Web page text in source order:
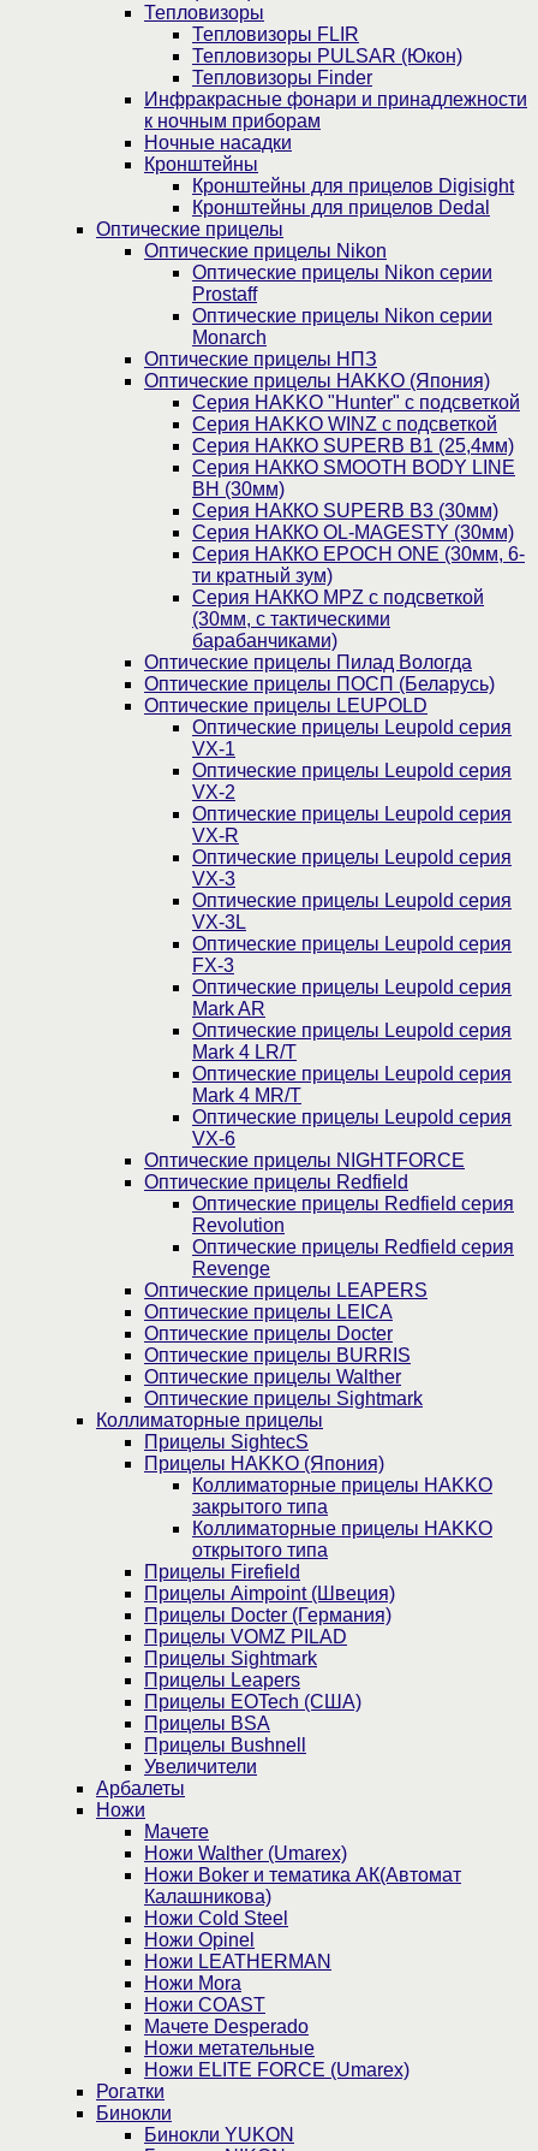
Тепловизоры
Тепловизоры FLIR
Тепловизоры PULSAR (Юкон)
Тепловизоры Finder
Инфракрасные фонари и принадлежности
к ночным приборам
Ночные насадки
Кронштейны
Кронштейны для прицелов Digisight
Кронштейны для прицелов Dedal
Оптические прицелы
Оптические прицелы Nikon
Оптические прицелы Nikon серии
Prostaff
Оптические прицелы Nikon серии
Monarch
Оптические прицелы НПЗ
Оптические прицелы HAKKO (Япония)
Cерия HAKKO "Hunter" с подсветкой
Серия НAKKO WINZ с подсветкой
Серия НАККО SUPERB B1 (25,4мм)
Серия НАККО SMOOTH BODY LINE
BH (30мм)
Серия НАККО SUPERB B3 (30мм)
Серия НАККО OL-MAGESTY (30мм)
Серия НАККО EPOCH ONE (30мм, 6-
ти кратный зум)
Серия НАККО MPZ с подсветкой
(30мм, c тактическими
барабанчиками)
Оптические прицелы Пилад Вологда
Оптические прицелы ПОСП (Беларусь)
Оптические прицелы LEUPOLD
Оптические прицелы Leupold серия
VX-1
Оптические прицелы Leupold серия
VX-2
Оптические прицелы Leupold серия
VX-R
Оптические прицелы Leupold серия
VX-3
Оптические прицелы Leupold серия
VX-3L
Оптические прицелы Leupold серия
FX-3
Оптические прицелы Leupold серия
Mark AR
Оптические прицелы Leupold серия
Mark 4 LR/T
Оптические прицелы Leupold серия
Mark 4 MR/T
Оптические прицелы Leupold серия
VX-6
Оптические прицелы NIGHTFORCE
Оптические прицелы Redfield
Оптические прицелы Redfield серия
Revolution
Оптические прицелы Redfield серия
Revenge
Оптические прицелы LEAPERS
Оптические прицелы LEICA
Оптические прицелы Docter
Оптические прицелы BURRIS
Оптические прицелы Walther
Оптические прицелы Sightmark
Коллиматорные прицелы
Прицелы SightecS
Прицелы HAKKO (Япония)
Коллиматорные прицелы HAKKO
закрытого типа
Коллиматорные прицелы HAKKO
открытого типа
Прицелы Firefield
Прицелы Aimpoint (Швеция)
Прицелы Docter (Германия)
Прицелы VOMZ PILAD
Прицелы Sightmark
Прицелы Leapers
Прицелы EOTech (США)
Прицелы BSA
Прицелы Bushnell
Увеличители
Арбалеты
Ножи
Мачете
Ножи Walther (Umarex)
Ножи Boker и тематика АК(Автомат
Калашникова)
Ножи Cold Steel
Ножи Opinel
Ножи LEATHERMAN
Ножи Mora
Ножи COAST
Мачете Desperado
Ножи метательные
Ножи ELITE FORCE (Umarex)
Рогатки
Бинокли
Бинокли YUKON